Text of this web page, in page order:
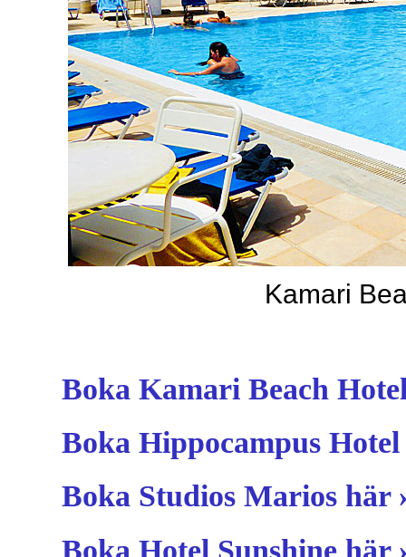
Kamari
Boka Kamari Beach
Boka Hippocampus
Boka Studios Marios här
Boka Hotel Sunshine här